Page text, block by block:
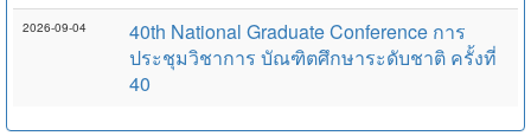
2026-09-04
40th National Graduate Conference การ
ประชุมวิชาการ บัณฑิตศึกษาระดับชาติ ครั้งที่
40